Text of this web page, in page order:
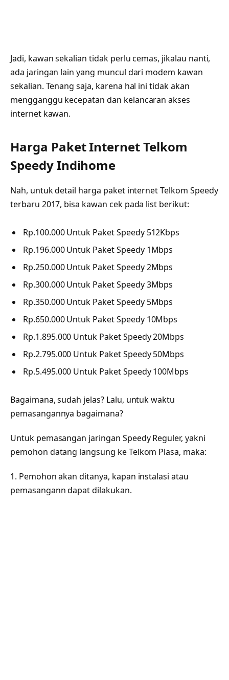
Jadi, kawan sekalian tidak perlu cemas, jikalau nanti,
ada jaringan lain yang muncul dari modem kawan
sekalian. Tenang saja, karena hal ini tidak akan
mengganggu kecepatan dan kelancaran akses
internet kawan.
Harga Paket Internet Telkom
Speedy Indihome
Nah, untuk detail harga paket internet Telkom Speedy
terbaru 2017, bisa kawan cek pada list berikut:
Rp.100.000 Untuk Paket Speedy 512Kbps
Rp.196.000 Untuk Paket Speedy 1Mbps
Rp.250.000 Untuk Paket Speedy 2Mbps
Rp.300.000 Untuk Paket Speedy 3Mbps
Rp.350.000 Untuk Paket Speedy 5Mbps
Rp.650.000 Untuk Paket Speedy 10Mbps
Rp.1.895.000 Untuk Paket Speedy 20Mbps
Rp.2.795.000 Untuk Paket Speedy 50Mbps
Rp.5.495.000 Untuk Paket Speedy 100Mbps
Bagaimana, sudah jelas? Lalu, untuk waktu
pemasangannya bagaimana?
Untuk pemasangan jaringan Speedy Reguler, yakni
pemohon datang langsung ke Telkom Plasa, maka:
1. Pemohon akan ditanya, kapan instalasi atau
pemasangann dapat dilakukan.